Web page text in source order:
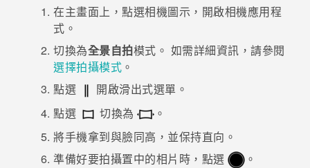
企業採購
VIVELAND
在主畫面上，點選相機圖示，開啟相機應用程
式。
切換為全景自拍模式。 如需詳細資訊，請參閱
選擇拍攝模式 。
點選
開啟滑出式選單。
點選
切換為
。
將手機拿到與臉同高，並保持直向。
準備好要拍攝置中的相片時，點選
。